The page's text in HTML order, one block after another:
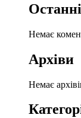
Немає
Архіви
Немає